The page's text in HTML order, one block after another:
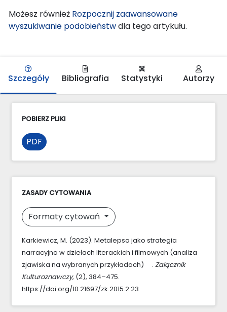
Możesz również Rozpocznij zaawansowane
wyszukiwanie podobieństwdla tego artykułu.
Szczegóły Bibliografia Statystyki Autorzy
POBIERZ PLIKI
PDF
ZASADY CYTOWANIA
Formaty cytowań
Karkiewicz, M. (2023). Metalepsa jako strategia
narracyjna w dziełach literackich i filmowych (analiza
zjawiska na wybranych przykładach) . Załącznik
Kulturoznawczy, (2), 384–475.
https://doi.org/10.21697/zk.2015.2.23